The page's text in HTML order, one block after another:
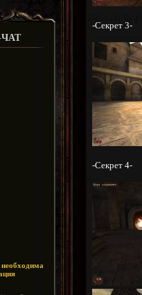
-Секрет 3-
-Секрет 4-